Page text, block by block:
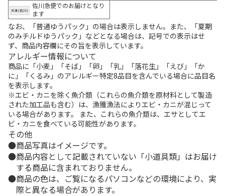
佐川急便でのお届けとなり
ます
なお、「普通ゆうパック」の場合は表示しません。また、「夏期
のみチルドゆうパック」などとなる場合は、記号での表示はせ
ず、商品内容欄にその旨を表示しています。
アレルギー情報について
商品に「小麦」「そば」「卵」「乳」「落花生」「えび」「か
に」「くるみ」のアレルギー特定8品目を含んでいる場合に品目名
を表示します。
※エビ・カニを除く魚介類（これらの魚介類を原材料として製造
された加工品も含む）は、漁獲漁法によりエビ・カニが混じって
いる場合があります。 また、これらの魚介類は、エサとしてエ
ビ・カニを食べている可能性があります。
その他
商品写真はイメージです。
商品内容として記載されていない「小道具類」はお届け
する商品に含まれておりません。
商品の色は、ご覧になるパソコンなどの環境により、実
際と異なる場合があります。